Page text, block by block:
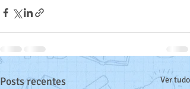
Posts recentes Ver tudo